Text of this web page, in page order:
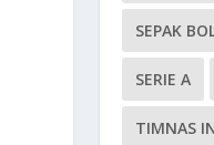
SEPAK
SERIE A
TIMNAS